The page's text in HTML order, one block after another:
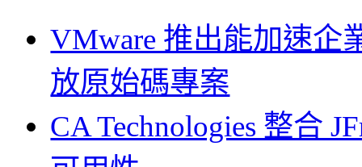
VMware 推出能加速企
放原始碼專案
CA Technologies 整合